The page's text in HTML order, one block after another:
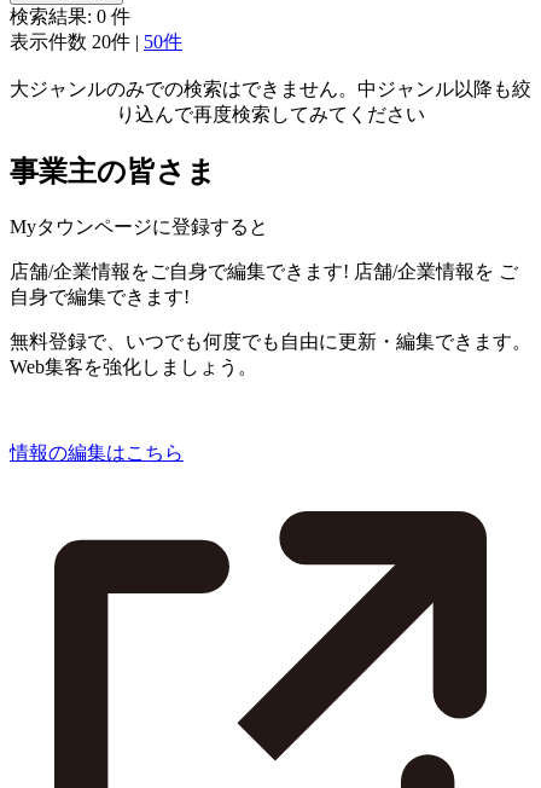
検索結果: 0 件
表示件数 20件 | 50件
大ジャンルのみでの検索はできません。中ジャンル以降も絞
り込んで再度検索してみてください
事業主の皆さま
Myタウンページに登録すると
店舗/企業情報をご自身で編集できます! 店舗/企業情報を ご
自身で編集できます!
無料登録で、いつでも何度でも自由に更新・編集できます。
Web集客を強化しましょう。
情報の編集はこちら